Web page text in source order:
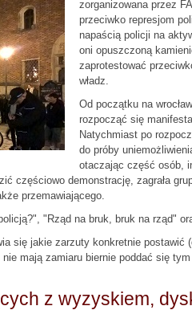
zorganizowana przez
przeciwko represjom
napaścią policji na
oni opuszczoną
zaprotestować
władz.
Od początku na
rozpocząć się
Natychmiast po
do próby
otaczając część osób,
częściowo demonstrację, zagrała
przemawiającego.
"Rząd na bruk, bruk na rząd"
się jakie zarzuty konkretnie postawić
mają zamiaru biernie poddać się
z wyzyskiem,